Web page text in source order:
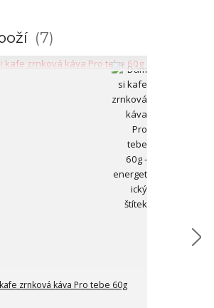
7
zrnková káva Pro tebe 60g